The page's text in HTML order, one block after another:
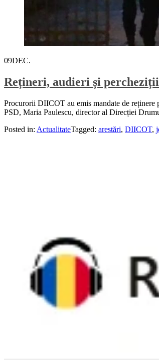
09DEC.
Rețineri, audieri și
Procurorii DIICOT au emis mandate de reținere
PSD, Maria Paulescu, director al Direcției
Posted in: ActualitateTagged: arestări, DIICOT,